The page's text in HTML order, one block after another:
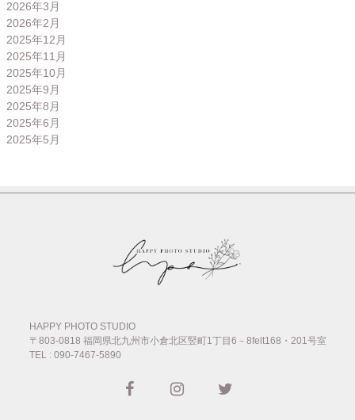
2026年3月
2026年2月
2025年12月
2025年11月
2025年10月
2025年9月
2025年8月
2025年6月
2025年5月
HAPPY PHOTO STUDIO
〒803-0818 福岡県北九州市小倉北区竪町1丁目6－8felt168・201号室
TEL : 090-7467-5890